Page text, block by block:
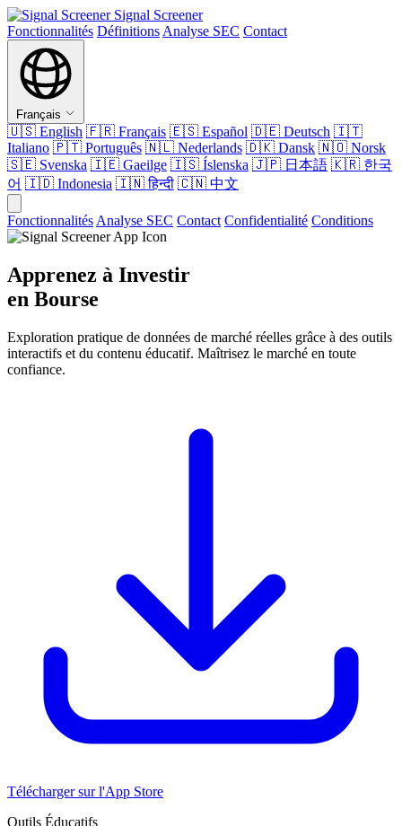
Signal Screener
Fonctionnalités Définitions Analyse SEC Contact
Français
🇺🇸 English 🇫🇷 Français 🇪🇸 Español 🇩🇪 Deutsch 🇮🇹
Italiano 🇵🇹 Português 🇳🇱 Nederlands 🇩🇰 Dansk 🇳🇴 Norsk
🇸🇪 Svenska 🇮🇪 Gaeilge 🇮🇸 Íslenska 🇯🇵 日本語 🇰🇷 한국
어 🇮🇩 Indonesia 🇮🇳हिन्दी 🇨🇳 中文
Fonctionnalités Analyse SEC Contact Confidentialité Conditions
Apprenez à Investir
en Bourse
Exploration pratique de données de marché réelles grâce à des outils
interactifs et du contenu éducatif. Maîtrisez le marché en toute
confiance.
Télécharger sur l'App Store
Outils Éducatifs